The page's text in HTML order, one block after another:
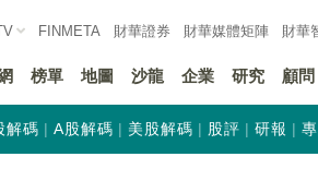
FINMETA 財華證券 財華媒體矩陣 財華
榜單 地圖 沙龍 企業 研究 顧問
解碼 A股解碼 美股解碼 股評 研報